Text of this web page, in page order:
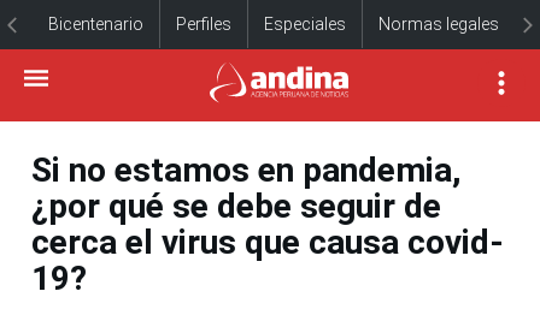
Bicentenario Perfiles Especiales Normas legales
Si no estamos en pandemia,
¿por qué se debe seguir de
cerca el virus que causa covid-
19?